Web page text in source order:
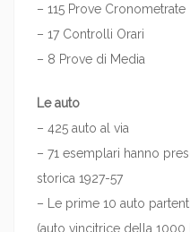
– 115 Prove Cronometrate
– 17 Controlli Orari
– 8 Prove di Media
Le auto
– 425 auto al via
– 71 esemplari hanno
storica 1927-57
– Le prime 10 auto
(auto vincitrice della 1000